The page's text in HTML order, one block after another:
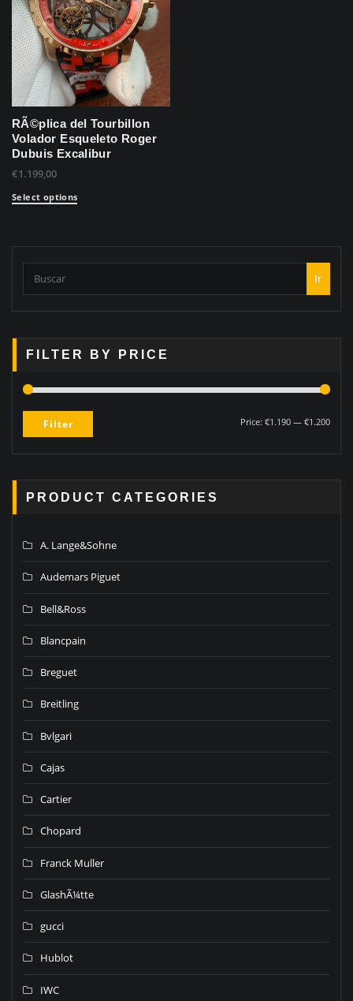
RÃ©plica del Tourbillon
Volador Esqueleto Roger
Dubuis Excalibur
€1.199,00
Select options
Ir
FILTER BY PRICE
Filter Price: €1.190 — €1.200
PRODUCT CATEGORIES
A. Lange&Sohne
Audemars Piguet
Bell&Ross
Blancpain
Breguet
Breitling
Bvlgari
Cajas
Cartier
Chopard
Franck Muller
GlashÃ¼tte
gucci
Hublot
IWC